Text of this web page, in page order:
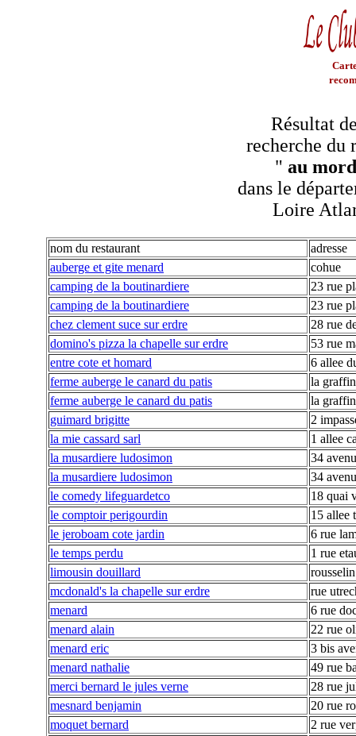
Résultat
recherche du
" au
dans le
Loire
nom du restaurant
adresse
auberge et gite menard
cohue
camping de la boutinardiere
23 rue
camping de la boutinardiere
23 rue
chez clement suce sur erdre
28 rue
domino's pizza la chapelle sur erdre
53 rue
entre cote et homard
6 allee
ferme auberge le canard du patis
la
ferme auberge le canard du patis
la
guimard brigitte
2
la mie cassard sarl
1 allee
la musardiere ludosimon
34
la musardiere ludosimon
34
le comedy lifeguardetco
18 quai
le comptoir perigourdin
15 allee
le jeroboam cote jardin
6 rue
le temps perdu
1 rue
limousin douillard
rousselin
mcdonald's la chapelle sur erdre
rue
menard
6 rue
menard alain
22 rue
menard eric
3 bis
menard nathalie
49 rue
merci bernard le jules verne
28 rue
mesnard benjamin
20 rue
moquet bernard
2 rue